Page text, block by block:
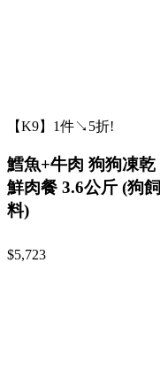
【K9】1件↘5折!
鱈魚+牛肉 狗狗凍乾
鮮肉餐 3.6公斤 (狗飼
料)
$5,723